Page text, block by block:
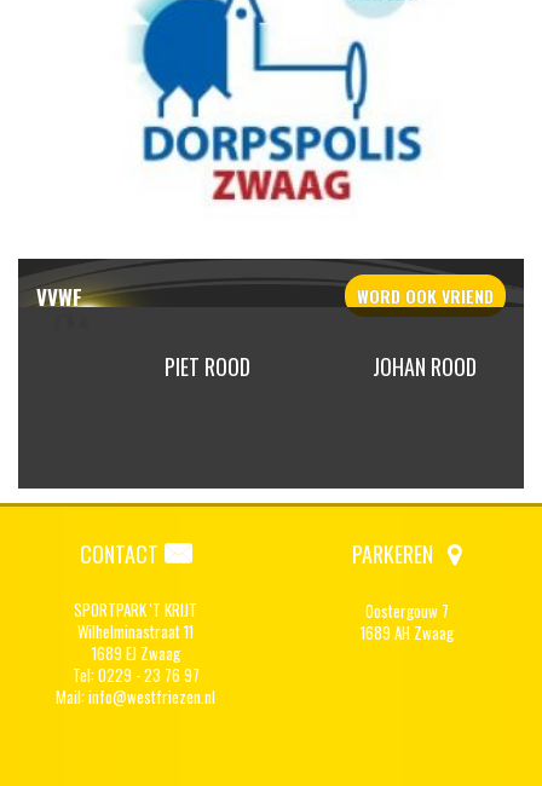
VVWF WORD OOKVRIEND
PIET ROOD JOHAN ROOD
CONTACT
SPORTPARK 'T KRIJT
Wilhelminastraat 11
1689 EJ Zwaag
Tel: 0229 - 23 76 97
Mail:info@westfriezen.nl
PARKEREN
Oostergouw 7
1689 AH Zwaag